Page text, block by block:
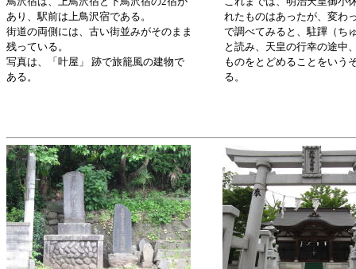
あり、駅前は上鳥沢宿である。
街道の両側には、古い街並みがそのまま
残っている。
写真は、「叶屋」 跡で旅籠風の建物で
ある。
れたものはあったが、変わ
で調べてみると、駐蹕（ち
と読み、天皇の行幸の途中
ものをとどめることをいう
る。